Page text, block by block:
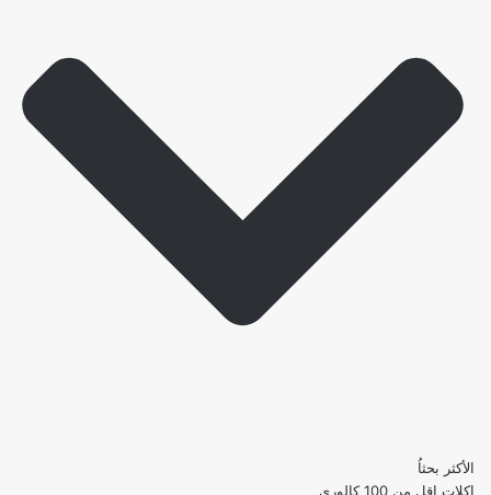
الأكثر بحثاُ
اكلات اقل من 100 كالوري